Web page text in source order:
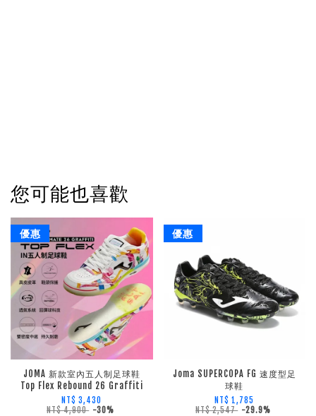
您可能也喜歡
優惠
JOMA 新款室內五人制足球鞋
Top Flex Rebound 26 Graffiti
NT$ 3,430
NT$ 4,900 -30%
優惠
Joma SUPERCOPA FG 速度型足
球鞋
NT$ 1,785
NT$ 2,547 -29.9%